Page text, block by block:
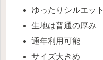
ゆったりシルエット
生地は普通の厚み
通年利用可能
サイズ大きめ